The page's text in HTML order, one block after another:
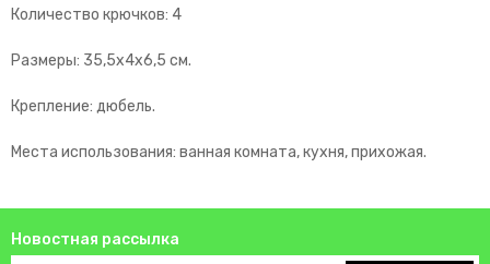
Количество крючков: 4
Размеры: 35,5х4х6,5 см.
Крепление: дюбель.
Места использования: ванная комната, кухня, прихожая.
Новостная рассылка